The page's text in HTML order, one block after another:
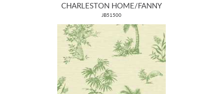
CHARLESTON HOME/FANNY
JB51500